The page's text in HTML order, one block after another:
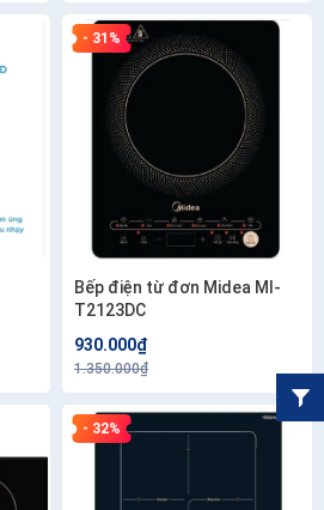
- 31%
Bếp điện từ đơn Midea MI-
T2123DC
930.000₫
1.350.000₫
- 32%